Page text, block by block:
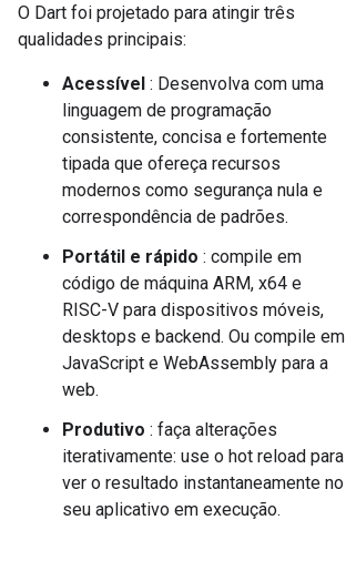
O Dart foi projetado para atingir três
qualidades principais:
Acessível : Desenvolva com uma
linguagem de programação
consistente, concisa e fortemente
tipada que ofereça recursos
modernos como segurança nula e
correspondência de padrões.
Portátil e rápido : compile em
código de máquina ARM, x64 e
RISC-V para dispositivos móveis,
desktops e backend. Ou compile em
JavaScript e WebAssembly para a
web.
Produtivo : faça alterações
iterativamente: use o hot reload para
ver o resultado instantaneamente no
seu aplicativo em execução.